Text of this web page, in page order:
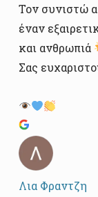
Τον συνιστώ
έναν
και ανθρωπιά
Σας
Λια Φραντζη